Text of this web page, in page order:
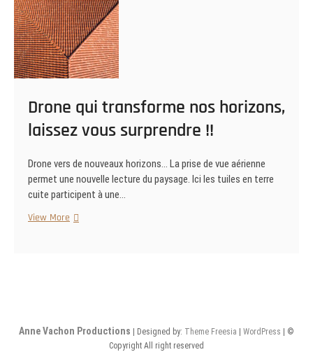
béton
Drone qui transforme nos horizons,
laissez vous surprendre !!
Drone vers de nouveaux horizons… La prise de vue aérienne
permet une nouvelle lecture du paysage. Ici les tuiles en terre
cuite participent à une…
View More Drone
!!
Anne Vachon Productions | Designed by: Theme Freesia |WordPress | ©
Copyright All right reserved